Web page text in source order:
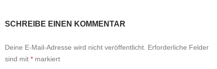
SCHREIBE EINEN KOMMENTAR
Deine E-Mail-Adresse wird nicht veröffentlicht. Erforderliche Felder
sind mit * markiert